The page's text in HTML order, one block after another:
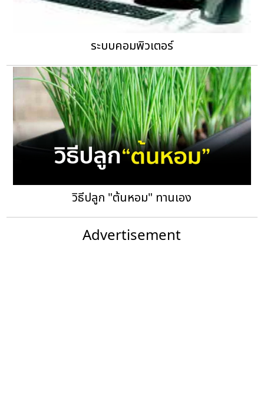
ระบบคอมพิวเตอร์
วิธีปลูก "ต้นหอม" ทานเอง
Advertisement